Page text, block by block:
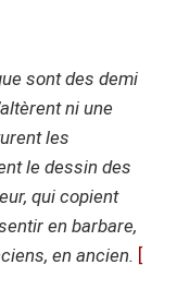
sont des demi
ni une
les
le dessin des
qui copient
en barbare,
en ancien. [